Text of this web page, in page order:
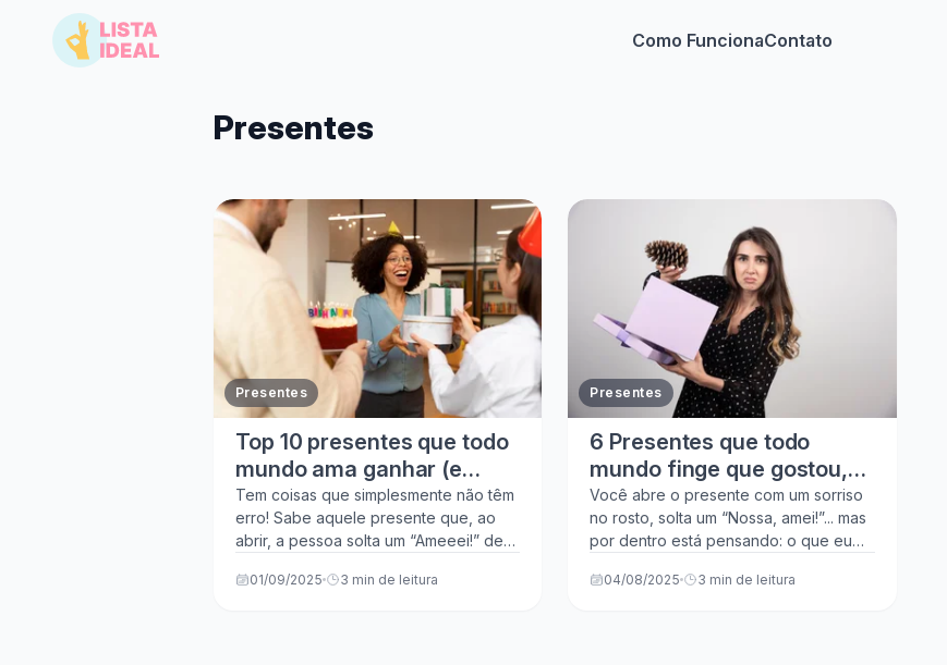
Como FuncionaContato
Presentes
Presentes
Top 10 presentes que todo
mundo ama ganhar (e
nunca saem de moda)
Tem coisas que simplesmente não têm
erro! Sabe aquele presente que, ao
abrir, a pessoa solta um “Ameeei!” de
01/09/2025 3 min de leitura
Presentes
6 Presentes que todo
mundo finge que gostou,
mas ninguém usa (e como
evitar isso!)
Você abre o presente com um sorriso
no rosto, solta um “Nossa, amei!”... mas
por dentro está pensando: o que eu
04/08/2025 3 min de leitura